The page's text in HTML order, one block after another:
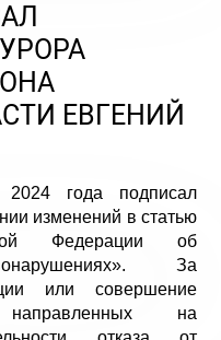
ЕВГЕНИЙ
года подписал
изменений в статью
Федерации об
За
или совершение
на